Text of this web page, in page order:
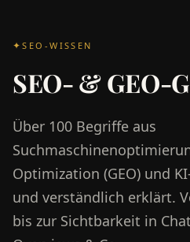
SEO-WISSEN
SEO- & GEO-
Über 100 Begriffe aus
Optimization (GEO) und
und verständlich erklärt.
bis zur Sichtbarkeit in